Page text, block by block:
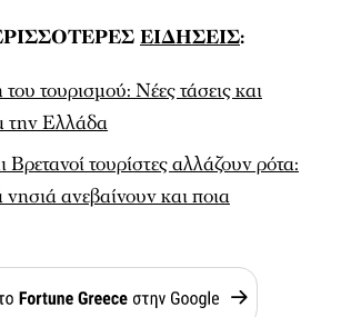
ΕΙΔΗΣΕΙΣ:
τουρισμού: Νέες τάσεις και
την Ελλάδα
Βρετανοί τουρίστες αλλάζουν ρότα:
ανεβαίνουν και ποια